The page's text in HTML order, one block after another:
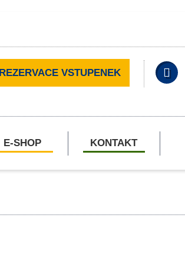
REZERVACE VSTUPENEK
E-SHOP KONTAKT